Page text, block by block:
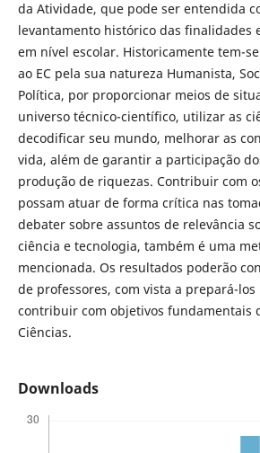
da Atividade, que pode ser entendida
levantamento histórico das finalidades
em nível escolar. Historicamente tem-
ao EC pela sua natureza Humanista,
Política, por proporcionar meios de
universo técnico-científico, utilizar as
decodificar seu mundo, melhorar as
vida, além de garantir a participação
produção de riquezas. Contribuir com
possam atuar de forma crítica nas
debater sobre assuntos de relevância
ciência e tecnologia, também é uma
mencionada. Os resultados poderão
de professores, com vista a prepará-
contribuir com objetivos fundamentais
Ciências.
Downloads